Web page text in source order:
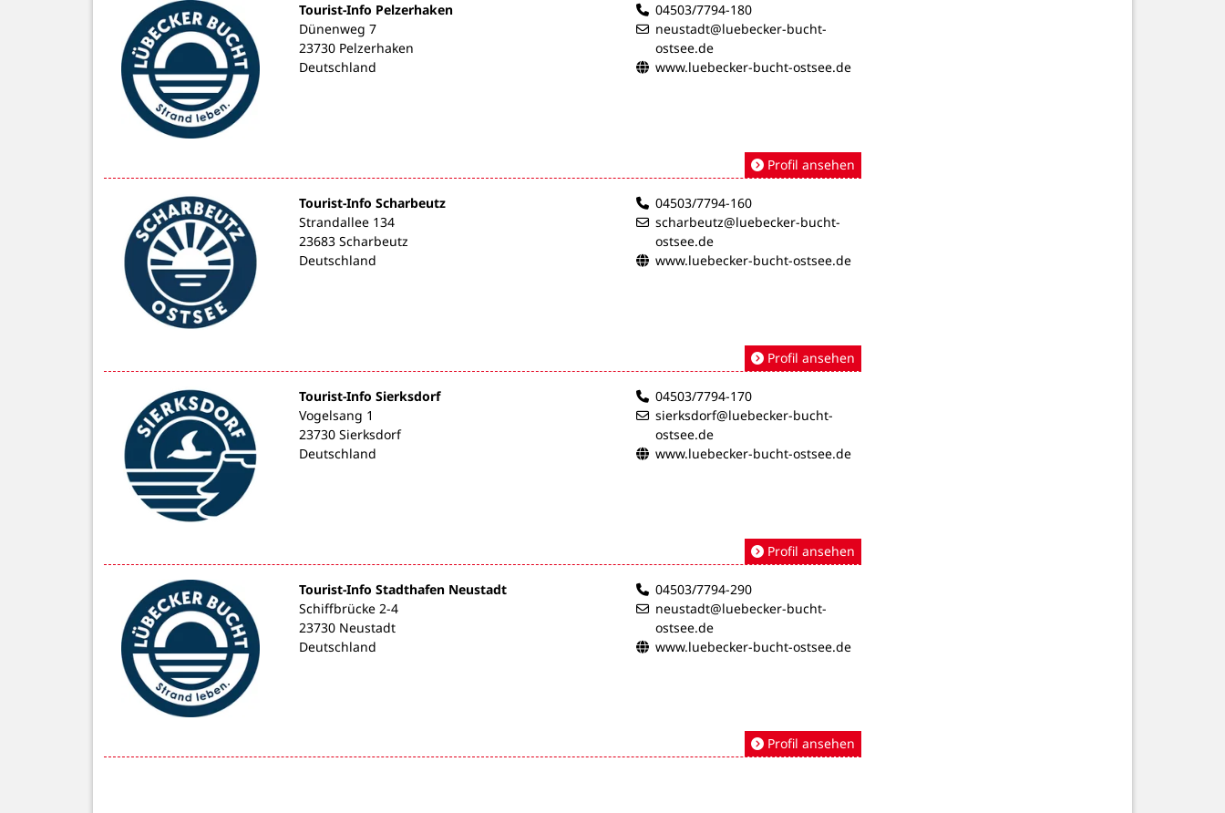
Tourist-Info Pelzerhaken
Dünenweg 7
23730 Pelzerhaken
Deutschland
04503/7794-180
neustadt@luebecker-bucht-
ostsee.de
www.luebecker-bucht-ostsee.de
Profil ansehen
Tourist-Info Scharbeutz
Strandallee 134
23683 Scharbeutz
Deutschland
04503/7794-160
scharbeutz@luebecker-bucht-
ostsee.de
www.luebecker-bucht-ostsee.de
Profil ansehen
Tourist-Info Sierksdorf
Vogelsang 1
23730 Sierksdorf
Deutschland
04503/7794-170
sierksdorf@luebecker-bucht-
ostsee.de
www.luebecker-bucht-ostsee.de
Profil ansehen
Tourist-Info Stadthafen Neustadt
Schiffbrücke 2-4
23730 Neustadt
Deutschland
04503/7794-290
neustadt@luebecker-bucht-
ostsee.de
www.luebecker-bucht-ostsee.de
Profil ansehen